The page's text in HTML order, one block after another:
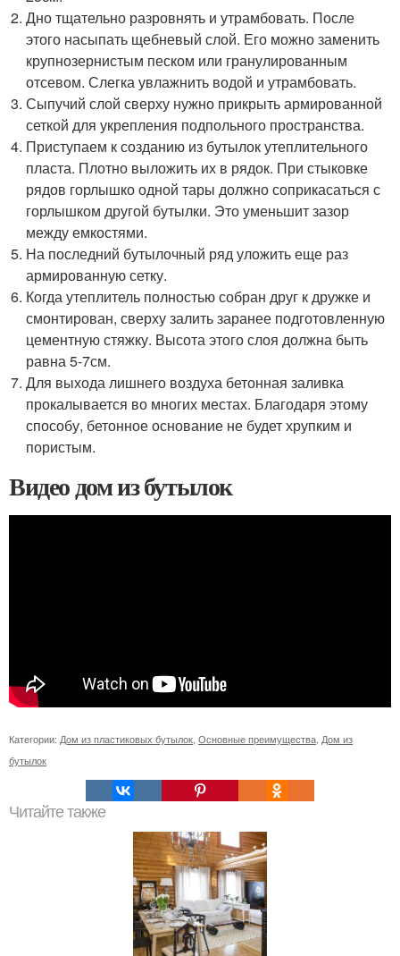
Дно тщательно разровнять и утрамбовать. После
этого насыпать щебневый слой. Его можно заменить
крупнозернистым песком или гранулированным
отсевом. Слегка увлажнить водой и утрамбовать.
Сыпучий слой сверху нужно прикрыть армированной
сеткой для укрепления подпольного пространства.
Приступаем к созданию из бутылок утеплительного
пласта. Плотно выложить их в рядок. При стыковке
рядов горлышко одной тары должно соприкасаться с
горлышком другой бутылки. Это уменьшит зазор
между емкостями.
На последний бутылочный ряд уложить еще раз
армированную сетку.
Когда утеплитель полностью собран друг к дружке и
смонтирован, сверху залить заранее подготовленную
цементную стяжку. Высота этого слоя должна быть
равна 5-7см.
Для выхода лишнего воздуха бетонная заливка
прокалывается во многих местах. Благодаря этому
способу, бетонное основание не будет хрупким и
пористым.
Видео дом из бутылок
Категории: Дом из пластиковых бутылок Основные преимущества Дом из
бутылок
Читайте также